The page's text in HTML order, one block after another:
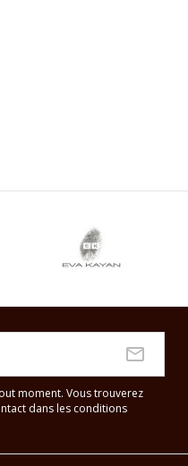
moment. Vous trouverez
dans les conditions